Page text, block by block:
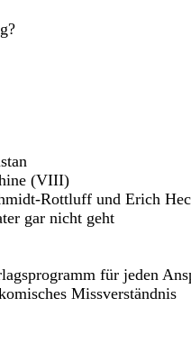
(VIII)
Rottluff und Erich
gar nicht geht
für jeden
Missverständnis